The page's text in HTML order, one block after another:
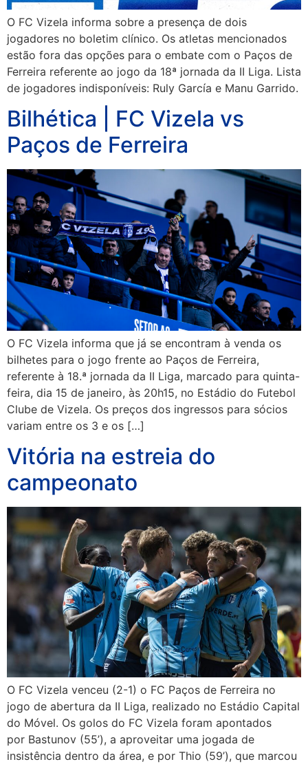
O FC Vizela informa sobre a presença de dois
jogadores no boletim clínico. Os atletas mencionados
estão fora das opções para o embate com o Paços de
Ferreira referente ao jogo da 18ª jornada da II Liga. Lista
de jogadores indisponíveis: Ruly García e Manu Garrido.
Bilhética | FC Vizela vs
Paços de Ferreira
O FC Vizela informa que já se encontram à venda os
bilhetes para o jogo frente ao Paços de Ferreira,
referente à 18.ª jornada da II Liga, marcado para quinta-
feira, dia 15 de janeiro, às 20h15, no Estádio do Futebol
Clube de Vizela. Os preços dos ingressos para sócios
variam entre os 3 e os […]
Vitória na estreia do
campeonato
O FC Vizela venceu (2-1) o FC Paços de Ferreira no
jogo de abertura da II Liga, realizado no Estádio Capital
do Móvel. Os golos do FC Vizela foram apontados
por Bastunov (55’), a aproveitar uma jogada de
insistência dentro da área, e por Thio (59’), que marcou